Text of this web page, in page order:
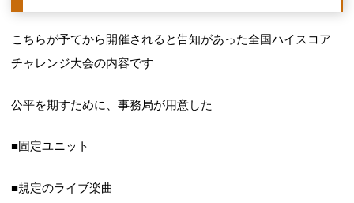
こちらが予てから開催されると告知があった全国ハイスコア
チャレンジ大会の内容です
公平を期すために、事務局が用意した
■固定ユニット
■規定のライブ楽曲